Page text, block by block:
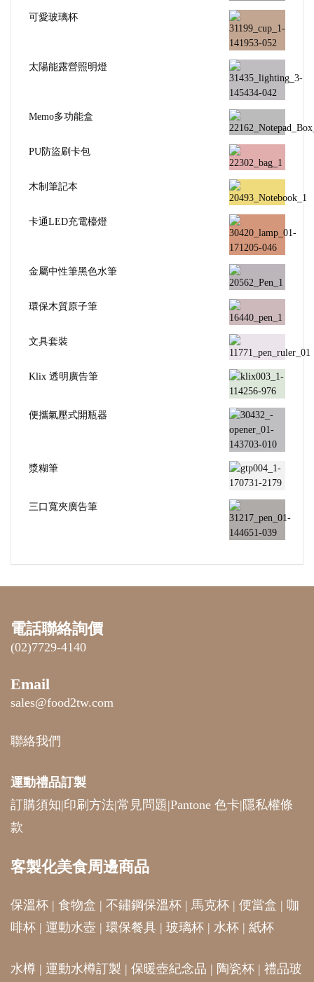
可愛玻璃杯
太陽能露營照明燈
Memo多功能盒
PU防盜刷卡包
木制筆記本
卡通LED充電檯燈
金屬中性筆黑色水筆
環保木質原子筆
文具套裝
Klix 透明廣告筆
便攜氣壓式開瓶器
漿糊筆
三口寬夾廣告筆
電話聯絡詢價
(02)7729-4140
Email
sales@food2tw.com
聯絡我們
運動禮品訂製
訂購須知|印刷方法|常見問題|Pantone 色卡| 隱私權條
款
客製化美食周邊商品
保溫杯 | 食物盒 | 不鏽鋼保溫杯 | 馬克杯 | 便當盒 | 咖
啡杯 | 運動水壺 | 環保餐具 | 玻璃杯 | 水杯 | 紙杯
水樽 | 運動水樽訂製 | 保暖壺紀念品 | 陶瓷杯 | 禮品玻